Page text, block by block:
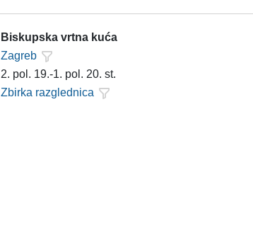
Biskupska vrtna kuća
Zagreb
2. pol. 19.-1. pol. 20. st.
Zbirka razglednica